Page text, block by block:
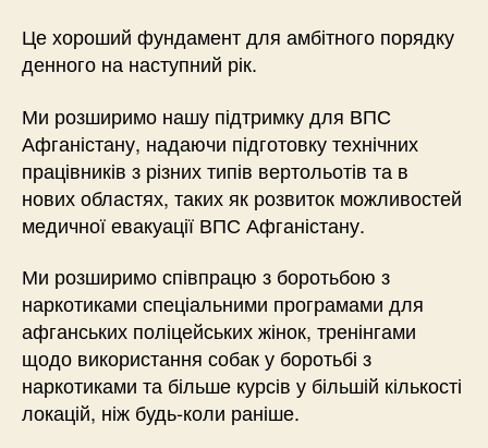
Це хороший фундамент для амбітного порядку
денного на наступний рік.
Ми розширимо нашу підтримку для ВПС
Афганістану, надаючи підготовку технічних
працівників з різних типів вертольотів та в
нових областях, таких як розвиток можливостей
медичної евакуації ВПС Афганістану.
Ми розширимо співпрацю з боротьбою з
наркотиками спеціальними програмами для
афганських поліцейських жінок, тренінгами
щодо використання собак у боротьбі з
наркотиками та більше курсів у більшій кількості
локацій, ніж будь-коли раніше.